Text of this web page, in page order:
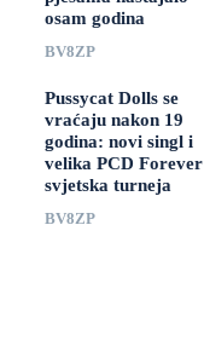
osam godina
BV8ZP
Pussycat Dolls se
vraćaju nakon 19
godina: novi singl i
velika PCD Forever
svjetska turneja
BV8ZP